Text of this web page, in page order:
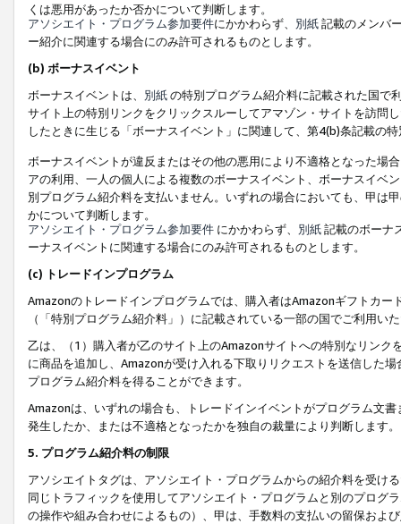
くは悪用があったか否かについて判断します。
アソシエイト・プログラム参加要件にかかわらず、 別紙記載のメンバ
ー紹介に関連する場合にのみ許可されるものとします。
(b) ボーナスイベント
ボーナスイベントは、 別紙の特別プログラム紹介料に記載された国で
サイト上の特別リンクをクリックスルーしてアマゾン・サイトを訪問
したときに生じる「ボーナスイベント」に関連して、第4(b)条記載の
ボーナスイベントが違反またはその他の悪用により不適格となった場
アの利用、一人の個人による複数のボーナスイベント、ボーナスイベ
別プログラム紹介料を支払いません。いずれの場合においても、甲は
かについて判断します。
アソシエイト・プログラム参加要件 にかかわらず、 別紙記載のボーナ
ーナスイベントに関連する場合にのみ許可されるものとします。
(c) トレードインプログラム
Amazonのトレードインプログラムでは、購入者はAmazonギフトカ
（「特別プログラム紹介料」）に記載されている一部の国でご利用い
乙は、（1）購入者が乙のサイト上のAmazonサイトへの特別なリン
に商品を追加し、Amazonが受け入れる下取りリクエストを送信した
プログラム紹介料を得ることができます。
Amazonは、いずれの場合も、トレードインイベントがプログラム文
発生したか、または不適格となったかを独自の裁量により判断します。
5. プログラム紹介料の制限
アソシエイトタグは、アソシエイト・プログラムからの紹介料を受け
同じトラフィックを使用してアソシエイト・プログラムと別のプログ
の操作や組み合わせによるもの）、甲は、手数料の支払いの留保およ